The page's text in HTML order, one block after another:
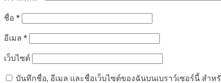
ชื่อ *
อีเมล *
เว็บไซต์
บันทึกชื่อ, อีเมล และชื่อเว็บไซต์ของฉันบนเบราว์เซอร์นี้ สำห